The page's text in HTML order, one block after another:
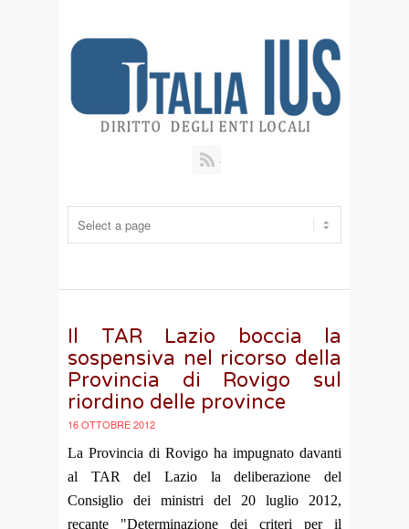
Il TAR Lazio boccia la
sospensiva nel ricorso della
Provincia di Rovigo sul
riordino delle province
16 OTTOBRE 2012
La Provincia di Rovigo ha impugnato davanti
al TAR del Lazio la deliberazione del
Consiglio dei ministri del 20 luglio 2012,
recante "Determinazione dei criteri per il